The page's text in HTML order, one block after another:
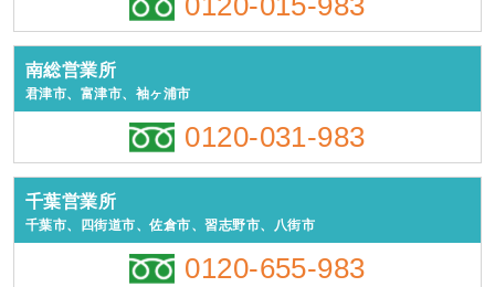
南総営業所
君津市、富津市、袖ヶ浦市
0120-031-983
千葉営業所
千葉市、四街道市、佐倉市、習志野市、八街市
0120-655-983